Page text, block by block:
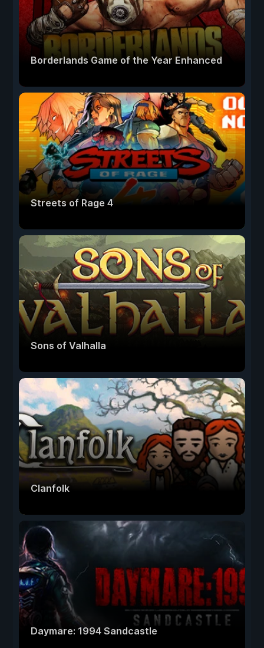
Borderlands Game of the Year Enhanced
Streets of Rage 4
Sons of Valhalla
Clanfolk
Daymare: 1994 Sandcastle